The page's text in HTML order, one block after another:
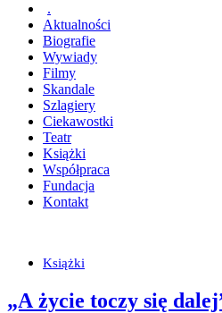
.
Aktualności
Biografie
Wywiady
Filmy
Skandale
Szlagiery
Ciekawostki
Teatr
Książki
Współpraca
Fundacja
Kontakt
Książki
„A życie toczy się